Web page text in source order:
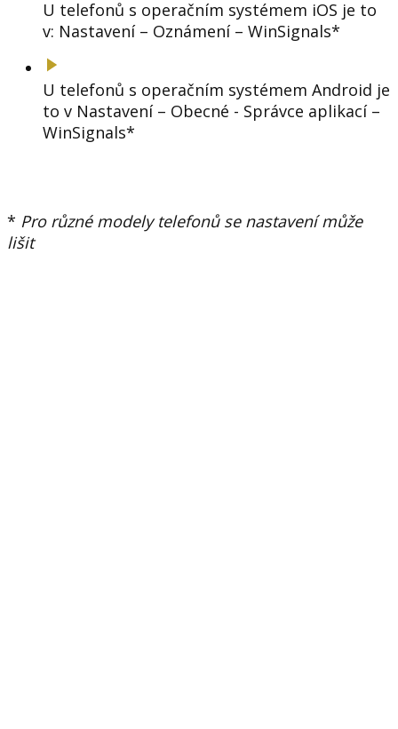
U telefonů s operačním systémem iOS je to
v: Nastavení – Oznámení – WinSignals*
U telefonů s operačním systémem Android je
to v Nastavení – Obecné - Správce aplikací –
WinSignals*
* Pro různé modely telefonů se nastavení může
lišit